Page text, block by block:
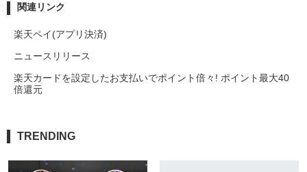
関連リンク
楽天ペイ(アプリ決済)
ニュースリリース
楽天カードを設定したお支払いでポイント倍々! ポイント最大40
倍還元
TRENDING